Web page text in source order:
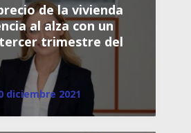
de la vivienda
al alza con un
trimestre del
diciembre 2021